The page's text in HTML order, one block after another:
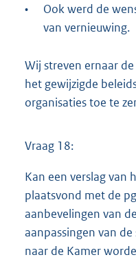
•
Ook werd de
van vernieuwing.
Wij streven ernaar
het gewijzigde
organisaties toe te
Vraag 18:
Kan een verslag van
plaatsvond met de
aanbevelingen van
aanpassingen van
naar de Kamer